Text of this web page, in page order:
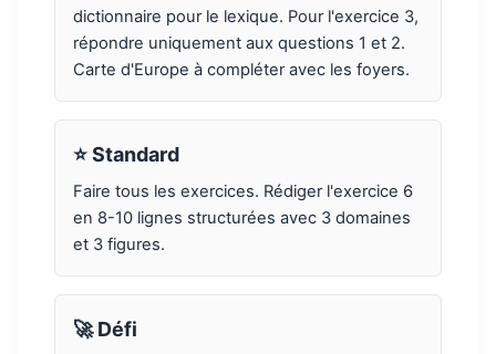
dictionnaire pour le lexique. Pour l'exercice 3,
répondre uniquement aux questions 1 et 2.
Carte d'Europe à compléter avec les foyers.
⭐ Standard
Faire tous les exercices. Rédiger l'exercice 6
en 8-10 lignes structurées avec 3 domaines
et 3 figures.
🚀 Défi